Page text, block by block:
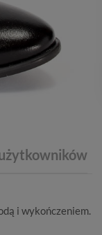
i wykończeniem.